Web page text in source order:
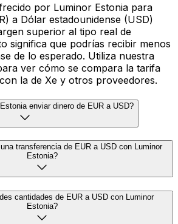
por Luminor Estonia para
a Dólar estadounidense (USD)
superior al tipo real de
significa que podrías recibir menos
de lo esperado. Utiliza nuestra
ver cómo se compara la tarifa
la de Xe y otros proveedores.
enviar dinero de EUR a USD?
transferencia de EUR a USD con Luminor
Estonia?
cantidades de EUR a USD con Luminor
Estonia?